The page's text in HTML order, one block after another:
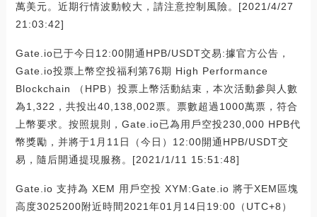
萬美元。近期行情波動較大，請注意控制風險。[2021/4/27
21:03:42]
Gate.io已于今日12:00開通HPB/USDT交易:據官方公告，
Gate.io投票上幣空投福利第76期 High Performance
Blockchain （HPB）投票上幣活動結束，本次活動參與人數
為1,322，共投出40,138,002票。票數超過1000萬票，符合
上幣要求。按照規則，Gate.io已為用戶空投230,000 HPB代
幣獎勵，并將于1月11日（今日）12:00開通HPB/USDT交
易，隨后開通提現服務。[2021/1/11 15:51:48]
Gate.io 支持為 XEM 用戶空投 XYM:Gate.io 將于XEM區塊
高度3025200附近時間2021年01月14日19:00（UTC+8）